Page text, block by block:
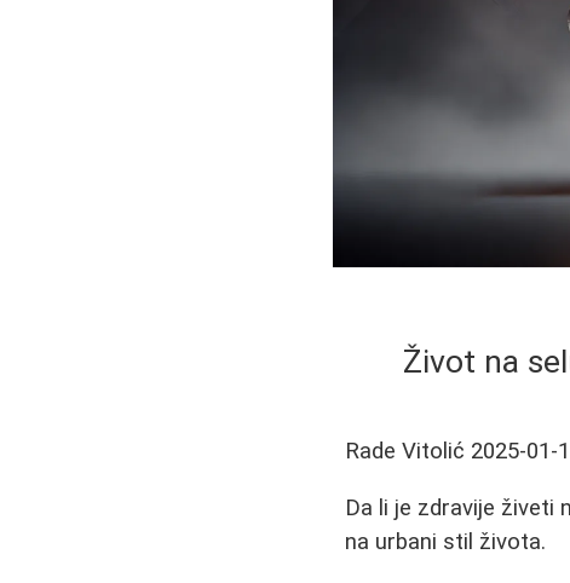
Život na
Rade Vitolić 2025-01-
Da li je zdravije živeti
na urbani stil života.